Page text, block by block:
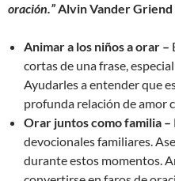
oración.”Alvin Vander Griend
Animar a los niños a orar –
cortas de una frase,
Ayudarles a entender que
profunda relación de amor
Orar juntos como familia –
devocionales familiares.
durante estos momentos.